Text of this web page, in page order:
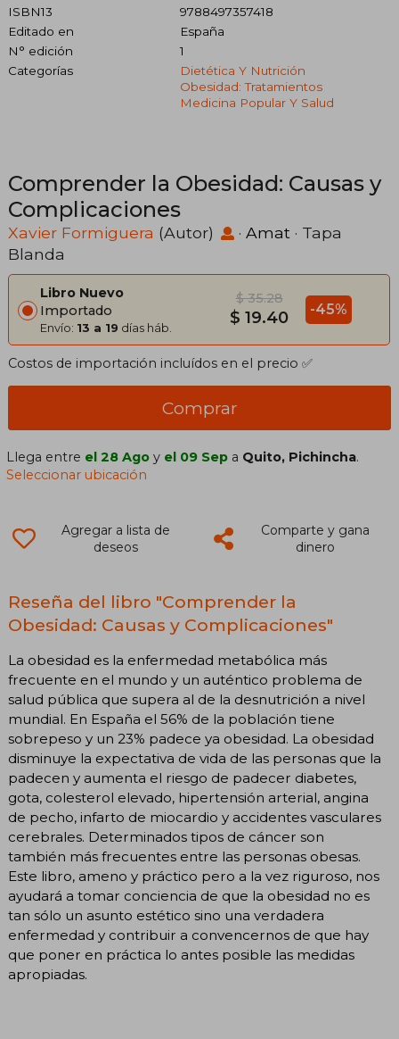
ISBN13
9788497357418
Editado en
España
N° edición
1
Categorías
Dietética Y Nutrición
Obesidad: Tratamientos
Medicina Popular Y Salud
Comprender la Obesidad: Causas y
Complicaciones
Xavier Formiguera (Autor) · Amat · Tapa
Blanda
Libro Nuevo
Importado
Envío: 13 a 19 días háb.
$ 35.28
$ 19.40 -45%
Costos de importación incluídos en el precio ✅
Comprar
Llega entre el 28 Ago y el 09 Sep a Quito, Pichincha.
Seleccionar ubicación
Agregar a lista de
deseos
Comparte y gana
dinero
Reseña del libro "Comprender la
Obesidad: Causas y Complicaciones"
La obesidad es la enfermedad metabólica más
frecuente en el mundo y un auténtico problema de
salud pública que supera al de la desnutrición a nivel
mundial. En España el 56% de la población tiene
sobrepeso y un 23% padece ya obesidad. La obesidad
disminuye la expectativa de vida de las personas que la
padecen y aumenta el riesgo de padecer diabetes,
gota, colesterol elevado, hipertensión arterial, angina
de pecho, infarto de miocardio y accidentes vasculares
cerebrales. Determinados tipos de cáncer son
también más frecuentes entre las personas obesas.
Este libro, ameno y práctico pero a la vez riguroso, nos
ayudará a tomar conciencia de que la obesidad no es
tan sólo un asunto estético sino una verdadera
enfermedad y contribuir a convencernos de que hay
que poner en práctica lo antes posible las medidas
apropiadas.